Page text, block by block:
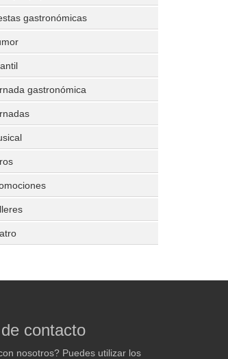
gastronómicas
gastronómica
contacto
nosotros? Puedes utilizar los